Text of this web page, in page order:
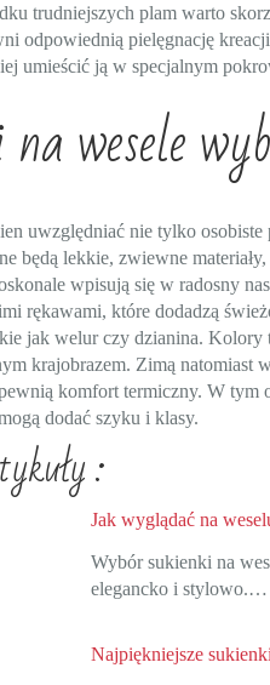
trudniejszych plam warto
odpowiednią pielęgnację
umieścić ją w specjalnym
wesele
uwzględniać nie tylko
będą lekkie, zwiewne
wpisują się w radosny
rękawami, które dodadzą
jak welur czy dzianina.
krajobrazem. Zimą natomiast
komfort termiczny. W
dodać szyku i klasy.
:
Jak wyglądać na
Wybór sukienki na
elegancko i stylowo.…
Najpiękniejsze